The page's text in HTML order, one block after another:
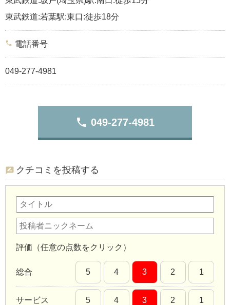
東武鉄道:若葉駅:東口:徒歩18分
phone 電話番号
049-277-4981
phone 049-277-4981
クチコミを投稿する
評価（任意の点数をクリック）
総合 5 4 3 2 1
サービス 5 4 3 2 1